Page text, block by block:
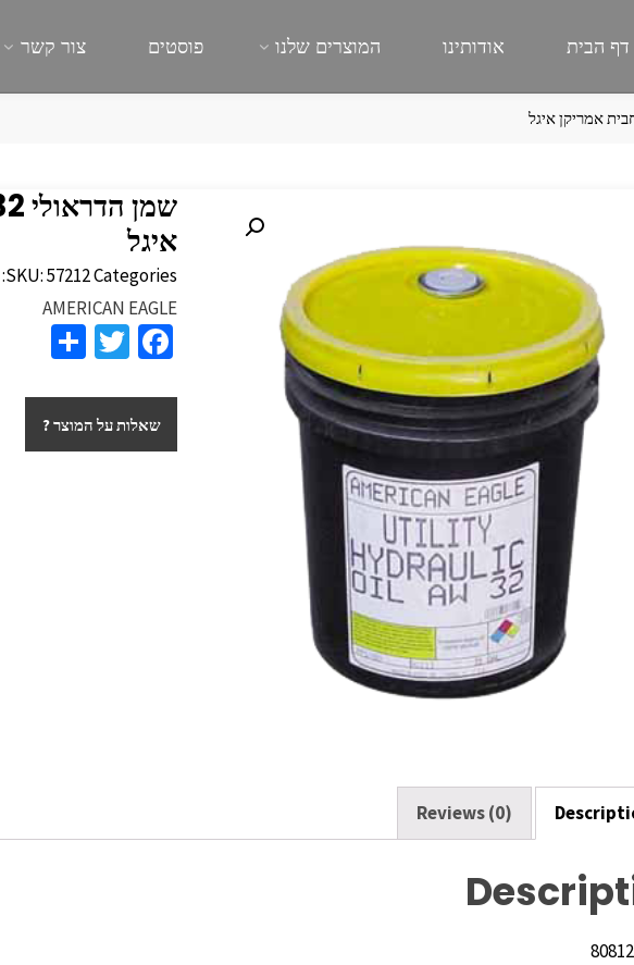
דף הבית אודותינו המוצרים שלנו פוסטים צור קשר
איגל
SKU:57212Categories:
AMERICAN EAGLE
Fa
b
o
T
tt
er
ar
eשאלות על המוצר ?
Reviews (0)